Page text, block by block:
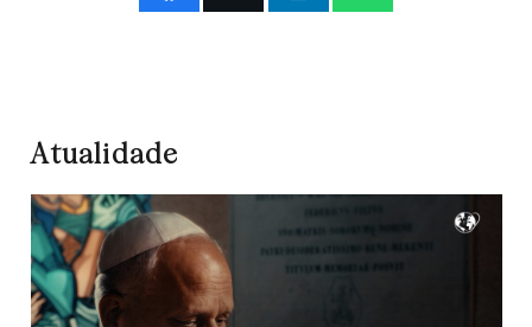
Atualidade